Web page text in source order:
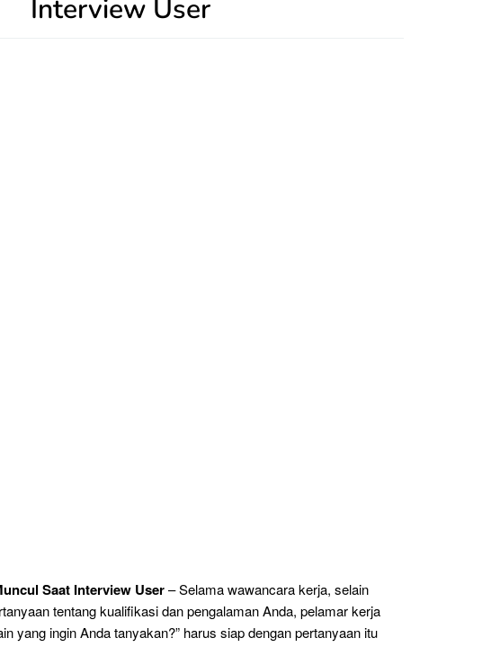
Interview User
Saat Interview User– Selama wawancara kerja, selain
tentang kualifikasi dan pengalaman Anda, pelamar kerja
yang ingin Anda tanyakan?” harus siap dengan pertanyaan itu